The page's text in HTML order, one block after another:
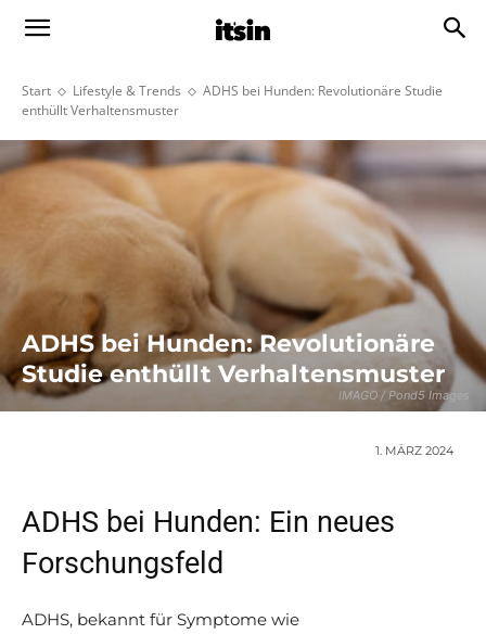
Start Lifestyle & Trends
ADHS bei Hunden: Revolutionäre Studie
enthüllt Verhaltensmuster
IMAGO / Pond5 Images
ADHS bei Hunden: Revolutionäre
Studie enthüllt Verhaltensmuster
1. MÄRZ 2024
ADHS bei Hunden: Ein neues
Forschungsfeld
ADHS, bekannt für Symptome wie